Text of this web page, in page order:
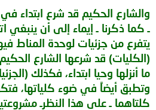
والشارع الحكيم قد شرع ابتداء
ـ كما ذكرنا ـ إيماء إلى أن ينبغي
يتفرع من جزئيات لوحدة المناط
(الكليات) قد شرعها الشارع الحكيم
ما أنزلها وحيا ابتداء، فكذلك
وتطبق أيضاً في ضوء كلياتها،
كلتاهما ـ على هذا النظرـ